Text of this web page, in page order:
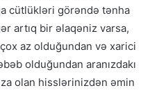
cütlükləri görəndə tənha
artıq bir əlaqəniz varsa,
az olduğundan və xarici
olduğundan aranızdakı
olan hisslərinizdən əmin